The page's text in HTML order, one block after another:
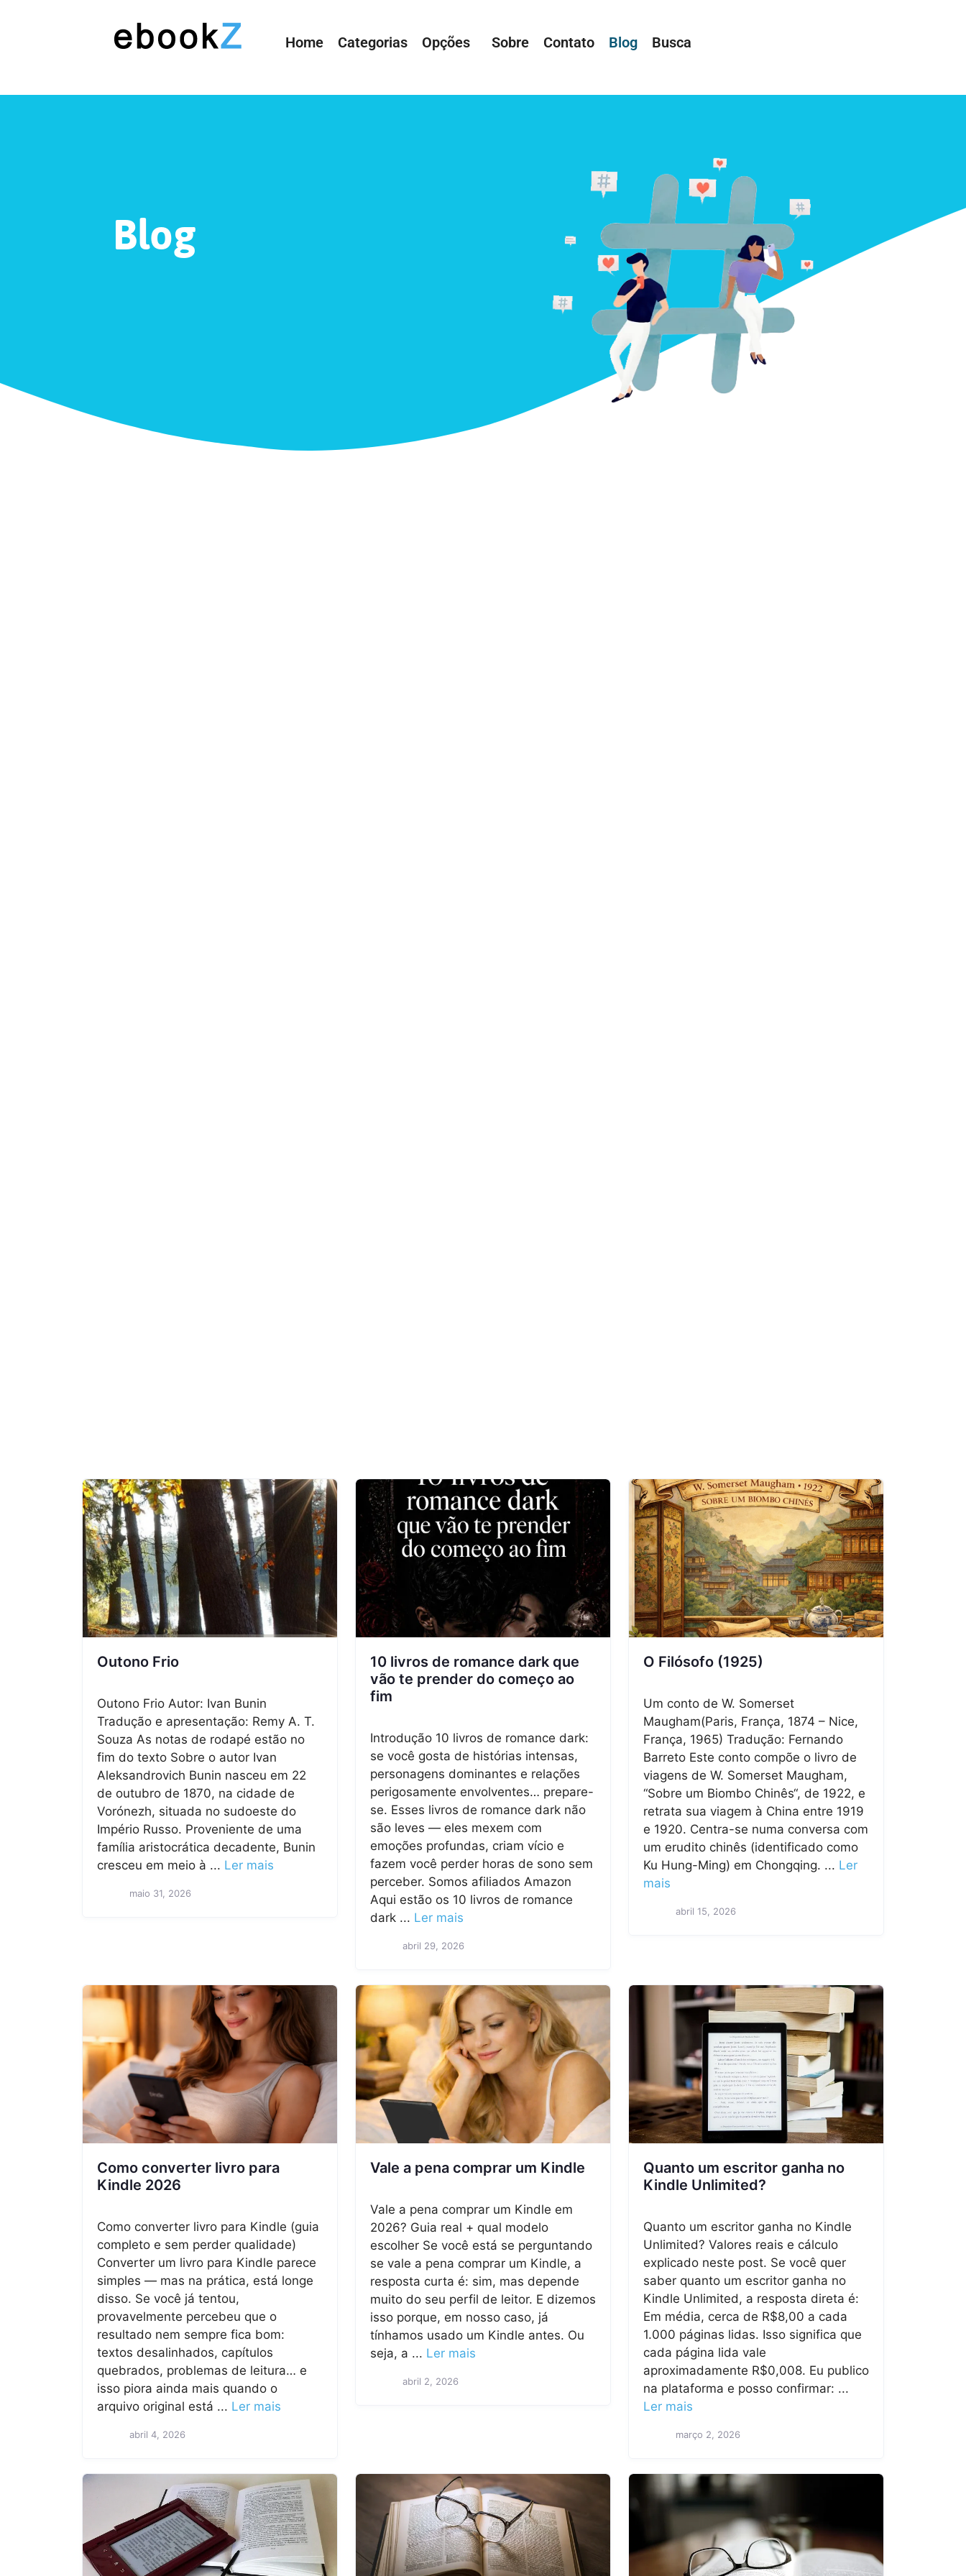
Home Categorias Opções Sobre Contato Blog Busca
Blog
Outono Frio
Outono Frio Autor: Ivan Bunin
Tradução e apresentação: Remy A. T.
Souza As notas de rodapé estão no
fim do texto Sobre o autor Ivan
Aleksandrovich Bunin nasceu em 22
de outubro de 1870, na cidade de
Vorónezh, situada no sudoeste do
Império Russo. Proveniente de uma
família aristocrática decadente, Bunin
cresceu em meio à ... Ler mais
maio 31, 2026
10 livros de romance dark que
vão te prender do começo ao
fim
Introdução 10 livros de romance dark:
se você gosta de histórias intensas,
personagens dominantes e relações
perigosamente envolventes… prepare-
se. Esses livros de romance dark não
são leves — eles mexem com
emoções profundas, criam vício e
fazem você perder horas de sono sem
perceber. Somos afiliados Amazon
Aqui estão os 10 livros de romance
dark ... Ler mais
abril 29, 2026
O Filósofo (1925)
Um conto de W. Somerset
Maugham(Paris, França, 1874 – Nice,
França, 1965) Tradução: Fernando
Barreto Este conto compõe o livro de
viagens de W. Somerset Maugham,
“Sobre um Biombo Chinês“, de 1922, e
retrata sua viagem à China entre 1919
e 1920. Centra-se numa conversa com
um erudito chinês (identificado como
Ku Hung-Ming) em Chongqing. ... Ler
mais
abril 15, 2026
Como converter livro para
Kindle 2026
Como converter livro para Kindle (guia
completo e sem perder qualidade)
Converter um livro para Kindle parece
simples — mas na prática, está longe
disso. Se você já tentou,
provavelmente percebeu que o
resultado nem sempre fica bom:
textos desalinhados, capítulos
quebrados, problemas de leitura… e
isso piora ainda mais quando o
arquivo original está ... Ler mais
abril 4, 2026
Vale a pena comprar um Kindle
Vale a pena comprar um Kindle em
2026? Guia real + qual modelo
escolher Se você está se perguntando
se vale a pena comprar um Kindle, a
resposta curta é: sim, mas depende
muito do seu perfil de leitor. E dizemos
isso porque, em nosso caso, já
tínhamos usado um Kindle antes. Ou
seja, a ... Ler mais
abril 2, 2026
Quanto um escritor ganha no
Kindle Unlimited?
Quanto um escritor ganha no Kindle
Unlimited? Valores reais e cálculo
explicado neste post. Se você quer
saber quanto um escritor ganha no
Kindle Unlimited, a resposta direta é:
Em média, cerca de R$8,00 a cada
1.000 páginas lidas. Isso significa que
cada página lida vale
aproximadamente R$0,008. Eu publico
na plataforma e posso confirmar: ...
Ler mais
março 2, 2026